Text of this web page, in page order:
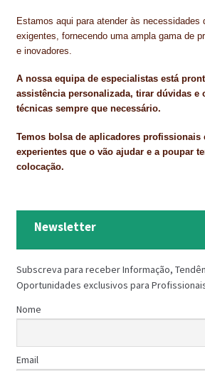
Estamos aqui para atender às necessidades
exigentes, fornecendo uma ampla gama de
e inovadores.
A nossa equipa de especialistas está
assistência personalizada, tirar dúvidas e
técnicas sempre que necessário.
Temos bolsa de aplicadores profissionais
experientes que o vão ajudar e a poupar
colocação.
Newsletter
Subscreva para receber Informação,
Oportunidades exclusivos para
Nome
Email